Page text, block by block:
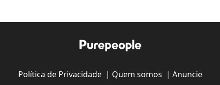
Política de Privacidade| Quem somos | Anuncie